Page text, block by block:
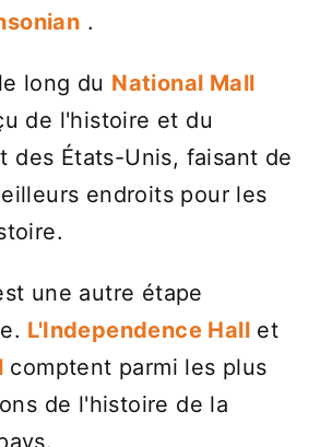
.
long du National Mall
de l'histoire et du
des États-Unis, faisant de
endroits pour les
une autre étape
L'Independence Hall et
comptent parmi les plus
de l'histoire de la